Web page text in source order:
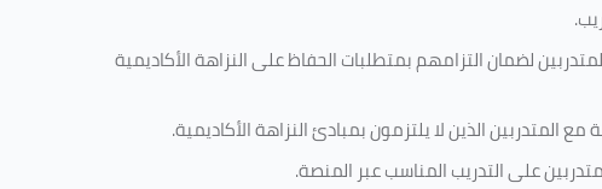
لضمان التزامهم بمتطلبات الحفاظ على النزاهة الأكاديمية
المتدربين الذين لا يلتزمون بمبادئ النزاهة الأكاديمية.
على التدريب المناسب عبر المنصة.